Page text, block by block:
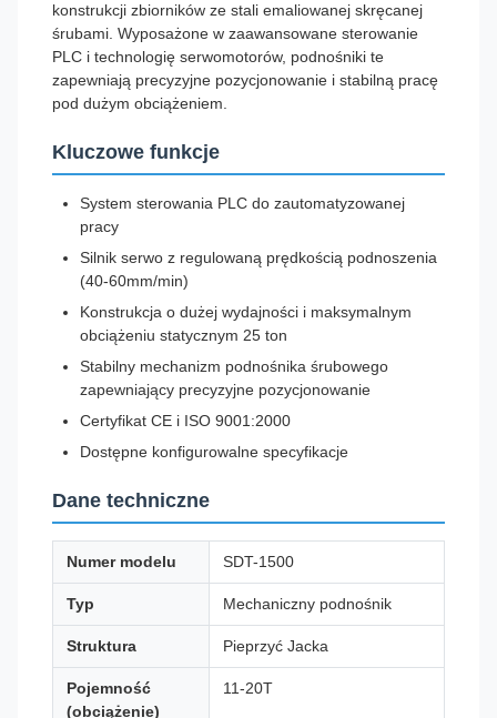
konstrukcji zbiorników ze stali emaliowanej skręcanej
śrubami. Wyposażone w zaawansowane sterowanie
PLC i technologię serwomotorów, podnośniki te
zapewniają precyzyjne pozycjonowanie i stabilną pracę
pod dużym obciążeniem.
Kluczowe funkcje
System sterowania PLC do zautomatyzowanej
pracy
Silnik serwo z regulowaną prędkością podnoszenia
(40-60mm/min)
Konstrukcja o dużej wydajności i maksymalnym
obciążeniu statycznym 25 ton
Stabilny mechanizm podnośnika śrubowego
zapewniający precyzyjne pozycjonowanie
Certyfikat CE i ISO 9001:2000
Dostępne konfigurowalne specyfikacje
Dane techniczne
Numer modelu SDT-1500
Typ Mechaniczny podnośnik
Struktura Pieprzyć Jacka
Pojemność
(obciążenie)
11-20T